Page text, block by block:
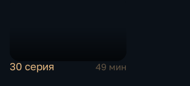
30 серия 49 мин